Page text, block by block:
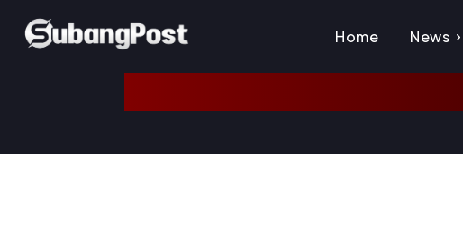
Home News